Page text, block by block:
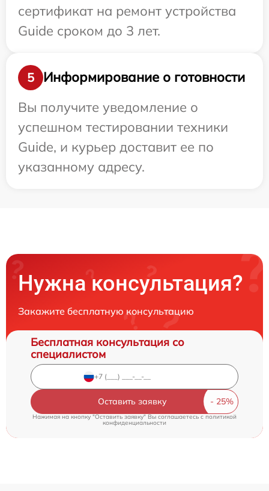
сертификат на ремонт устройства
Guide сроком до 3 лет.
5
Информирование о готовности
Вы получите уведомление о
успешном тестировании техники
Guide, и курьер доставит ее по
указанному адресу.
Нужна консультация?
Закажите бесплатную консультацию
Бесплатная консультация со
специалистом
Оставить заявку
Нажимая на кнопку "Оставить заявку" Вы соглашаетесь cполитикой
конфиденциальности